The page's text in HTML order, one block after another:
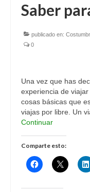
Saber
publicado en:
0
Una vez que has
experiencia de
cosas básicas que
viajas por libre. Un
Continuar
Comparte esto: